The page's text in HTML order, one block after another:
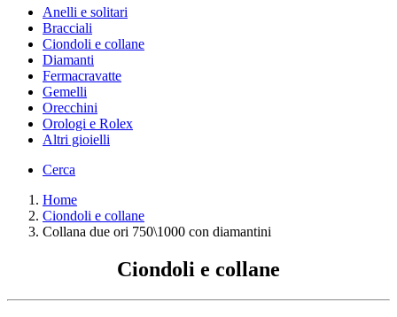
Anelli e solitari
Bracciali
Ciondoli e collane
Diamanti
Fermacravatte
Gemelli
Orecchini
Orologi e Rolex
Altri gioielli
Cerca
Home
Ciondoli e collane
Collana due ori 750\1000 con diamantini
Ciondoli e collane